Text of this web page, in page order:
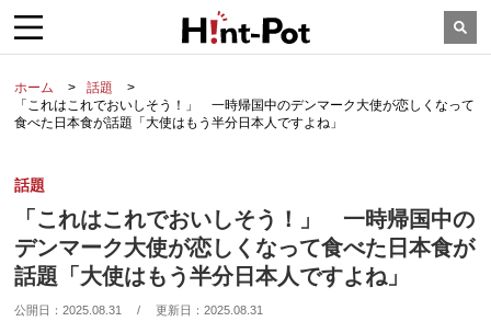
ホーム
話題
「これはこれでおいしそう！」 一時帰国中のデンマーク大使が恋しくなって
食べた日本食が話題「大使はもう半分日本人ですよね」
話題
「これはこれでおいしそう！」 一時帰国中の
デンマーク大使が恋しくなって食べた日本食が
話題「大使はもう半分日本人ですよね」
公開日：2025.08.31 / 更新日：2025.08.31